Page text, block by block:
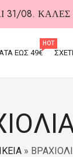
08.
ΕΩΣ 49€
HOT
»